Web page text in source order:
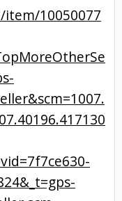
10050077